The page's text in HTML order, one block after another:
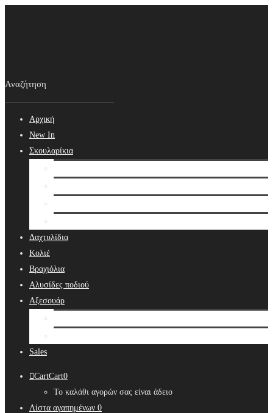
Αρχική
New In
Σκουλαρίκια
Δαχτυλίδια
Κολιέ
Βραχιόλια
Αλυσίδες ποδιού
Αξεσουάρ
Sales
CartCart0
Το καλάθι αγορών σας είναι άδειο
Λίστα αγαπημένων 0